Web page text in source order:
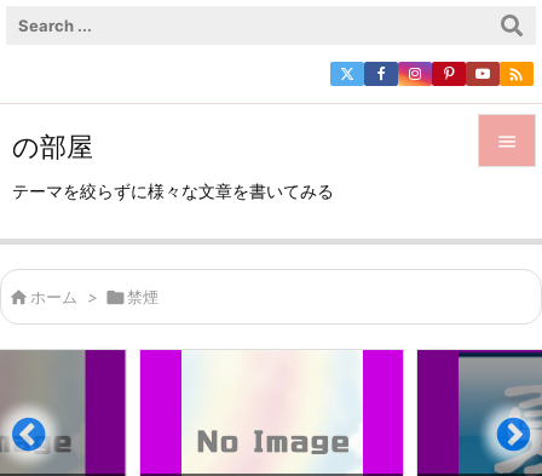
の部屋
テーマを絞らずに様々な文章を書いてみる


サイド


次へ

検索

 ホーム > 禁煙